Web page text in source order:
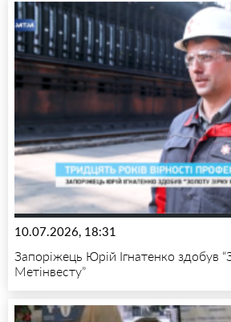
10.07.2026, 18:31
Запоріжець Юрій Ігнатенко здобув
Метінвесту”